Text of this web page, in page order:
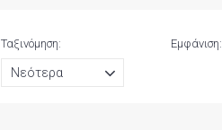
Ταξινόμηση: Εμφάνιση: